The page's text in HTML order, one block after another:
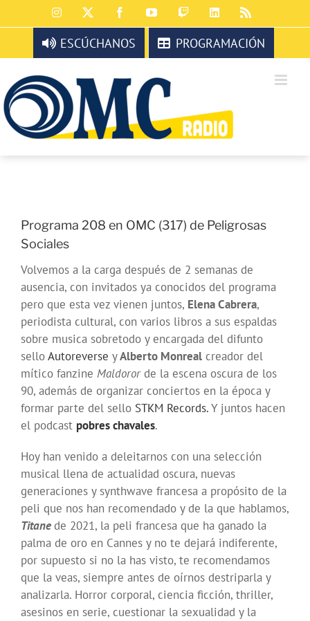
al
contenido
Instagram FacebookYouTubeTwitchLinkedIn
ESCÚCHANOS PROGRAMACIÓN
Programa 208 en OMC (317) de Peligrosas
Sociales
Volvemos a la carga después de 2 semanas de
ausencia, con invitados ya conocidos del programa
pero que esta vez vienen juntos, Elena Cabrera,
periodista cultural, con varios libros a sus espaldas
sobre musica sobretodo y encargada del difunto
selloAutoreverse yAlberto Monreal creador del
mítico fanzine Maldororde la escena oscura de los
90, además de organizar conciertos en la época y
formar parte del sello STKM Records.Y juntos hacen
el podcast pobres chavales.
Hoy han venido a deleitarnos con una selección
musical llena de actualidad oscura, nuevas
generaciones y synthwave francesa a propósito de la
peli que nos han recomendado y de la que hablamos,
Titanede 2021, la peli francesa que ha ganado la
palma de oro en Cannes y no te dejará indiferente,
por supuesto si no la has visto, te recomendamos
que la veas, siempre antes de oírnos destriparla y
analizarla. Horror corporal, ciencia ficción, thriller,
asesinos en serie, cuestionar la sexualidad y la